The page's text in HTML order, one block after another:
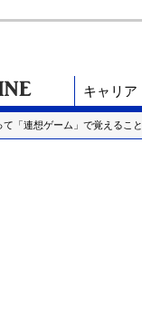
キャリア
「連想ゲーム」で覚えること